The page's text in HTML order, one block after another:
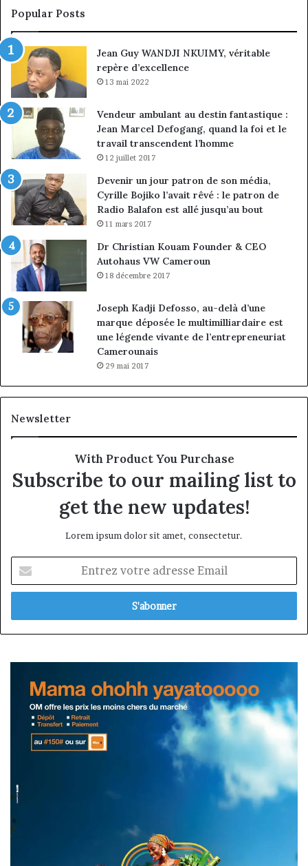
sous
Popular Posts
Jean Guy WANDJI NKUIMY, véritable
repère d’excellence
13 mai 2022
Vendeur ambulant au destin fantastique :
Jean Marcel Defogang, quand la foi et le
travail transcendent l’homme
12 juillet 2017
Devenir un jour patron de son média,
Cyrille Bojiko l’avait rêvé : le patron de
Radio Balafon est allé jusqu’au bout
11 mars 2017
Dr Christian Kouam Founder & CEO
Autohaus VW Cameroun
18 décembre 2017
Joseph Kadji Defosso, au-delà d’une
marque déposée le multimilliardaire est
une légende vivante de l’entrepreneuriat
Camerounais
29 mai 2017
Newsletter
With Product You Purchase
Subscribe to our mailing list to
get the new updates!
Lorem ipsum dolor sit amet, consectetur.
votre
adresse